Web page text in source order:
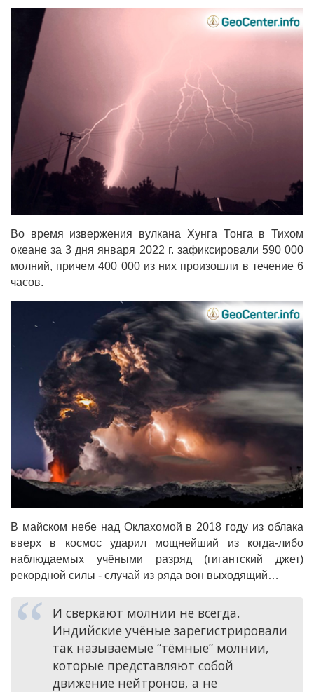
Во время извержения вулкана Хунга Тонга в Тихом
океане за 3 дня января 2022 г. зафиксировали 590 000
молний, причем 400 000 из них произошли в течение 6
часов.
В майском небе над Оклахомой в 2018 году из облака
вверх в космос ударил мощнейший из когда-либо
наблюдаемых учёными разряд (гигантский джет)
рекордной силы - случай из ряда вон выходящий…
И сверкают молнии не всегда.
Индийские учёные зарегистрировали
так называемые “тёмные” молнии,
которые представляют собой
движение нейтронов, а не